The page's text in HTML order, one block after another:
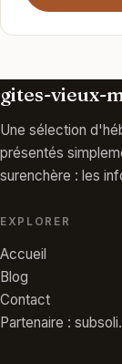
gites-vieux-
Une sélection
présentés
surenchère : les
EXPLORER
Accueil
Blog
Contact
Partenaire :